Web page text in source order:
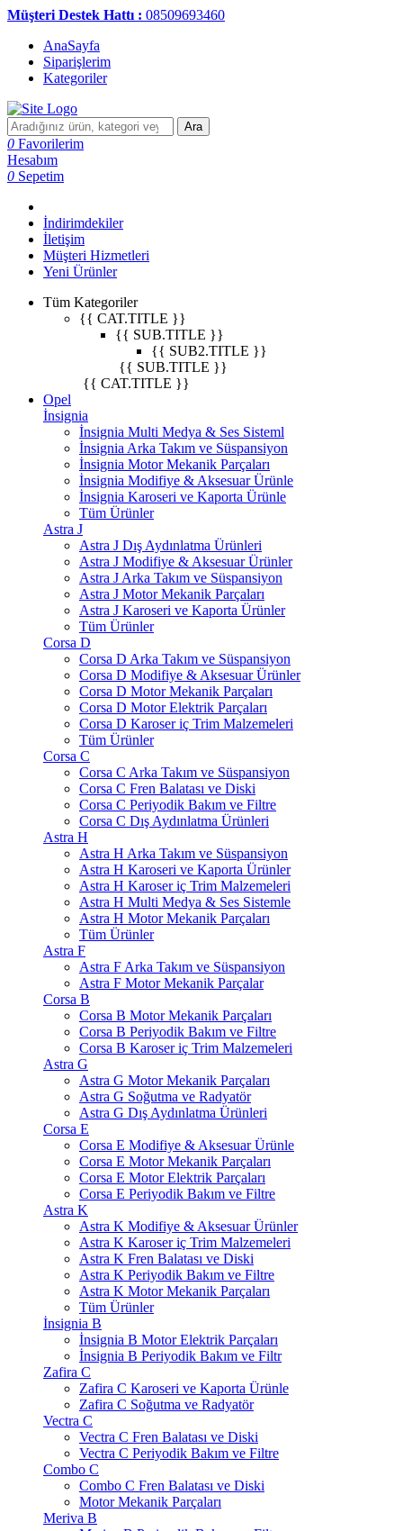
Müşteri Destek Hattı : 08509693460
AnaSayfa
Siparişlerim
Kategoriler
Ara
0 Favorilerim
Hesabım
0 Sepetim
İndirimdekiler
İletişim
Müşteri Hizmetleri
Yeni Ürünler
Tüm Kategoriler
{{ CAT.TITLE }}
{{ SUB.TITLE }}
{{ SUB2.TITLE }}
{{ SUB.TITLE }}
{{ CAT.TITLE }}
Opel
İnsignia
İnsignia Multi Medya & Ses Sisteml
İnsignia Arka Takım ve Süspansiyon
İnsignia Motor Mekanik Parçaları
İnsignia Modifiye & Aksesuar Ürünle
İnsignia Karoseri ve Kaporta Ürünle
Tüm Ürünler
Astra J
Astra J Dış Aydınlatma Ürünleri
Astra J Modifiye & Aksesuar Ürünler
Astra J Arka Takım ve Süspansiyon
Astra J Motor Mekanik Parçaları
Astra J Karoseri ve Kaporta Ürünler
Tüm Ürünler
Corsa D
Corsa D Arka Takım ve Süspansiyon
Corsa D Modifiye & Aksesuar Ürünler
Corsa D Motor Mekanik Parçaları
Corsa D Motor Elektrik Parçaları
Corsa D Karoser iç Trim Malzemeleri
Tüm Ürünler
Corsa C
Corsa C Arka Takım ve Süspansiyon
Corsa C Fren Balatası ve Diski
Corsa C Periyodik Bakım ve Filtre
Corsa C Dış Aydınlatma Ürünleri
Astra H
Astra H Arka Takım ve Süspansiyon
Astra H Karoseri ve Kaporta Ürünler
Astra H Karoser iç Trim Malzemeleri
Astra H Multi Medya & Ses Sistemle
Astra H Motor Mekanik Parçaları
Tüm Ürünler
Astra F
Astra F Arka Takım ve Süspansiyon
Astra F Motor Mekanik Parçalar
Corsa B
Corsa B Motor Mekanik Parçaları
Corsa B Periyodik Bakım ve Filtre
Corsa B Karoser iç Trim Malzemeleri
Astra G
Astra G Motor Mekanik Parçaları
Astra G Soğutma ve Radyatör
Astra G Dış Aydınlatma Ürünleri
Corsa E
Corsa E Modifiye & Aksesuar Ürünle
Corsa E Motor Mekanik Parçaları
Corsa E Motor Elektrik Parçaları
Corsa E Periyodik Bakım ve Filtre
Astra K
Astra K Modifiye & Aksesuar Ürünler
Astra K Karoser iç Trim Malzemeleri
Astra K Fren Balatası ve Diski
Astra K Periyodik Bakım ve Filtre
Astra K Motor Mekanik Parçaları
Tüm Ürünler
İnsignia B
İnsignia B Motor Elektrik Parçaları
İnsignia B Periyodik Bakım ve Filtr
Zafira C
Zafira C Karoseri ve Kaporta Ürünle
Zafira C Soğutma ve Radyatör
Vectra C
Vectra C Fren Balatası ve Diski
Vectra C Periyodik Bakım ve Filtre
Combo C
Combo C Fren Balatası ve Diski
Motor Mekanik Parçaları
Meriva B